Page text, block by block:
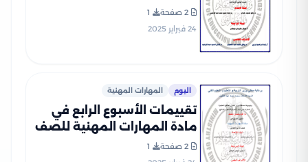
للصف الرابع الإبتدائي الترم
الثاني 2025 بصيغة PDF
2 صفحة
1
24 فبراير 2025
اليوم المهارات المهنية
تقييمات الأسبوع الرابع في
مادة المهارات المهنية للصف
الرابع الإبتدائي الترم الثاني
2 صفحة
1